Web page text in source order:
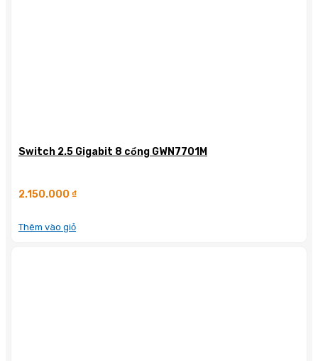
Switch 2.5 Gigabit 8 cổng GWN7701M
2.150.000 ₫
Thêm vào giỏ